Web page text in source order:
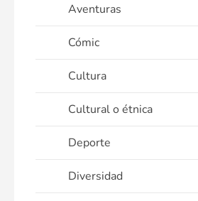
Aventuras
Cómic
Cultura
Cultural o étnica
Deporte
Diversidad